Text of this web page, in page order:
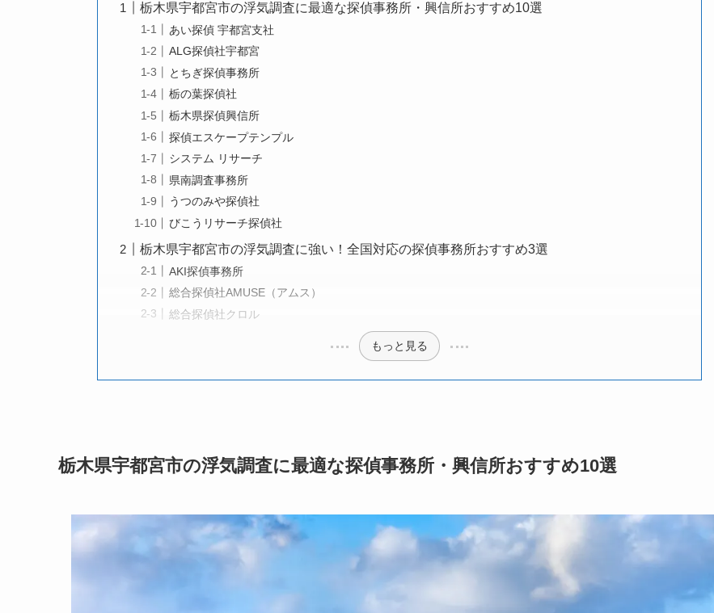
栃木県宇都宮市の浮気調査に最適な探偵事務所・興信所おすすめ10選
あい探偵 宇都宮支社
ALG探偵社宇都宮
とちぎ探偵事務所
栃の葉探偵社
栃木県探偵興信所
探偵エスケープテンプル
システム リサーチ
県南調査事務所
うつのみや探偵社
びこうリサーチ探偵社
栃木県宇都宮市の浮気調査に強い！全国対応の探偵事務所おすすめ3選
AKI探偵事務所
総合探偵社AMUSE（アムス）
総合探偵社クロル
もっと見る
栃木県宇都宮市の浮気調査に最適な探偵事務所・興信所おすすめ10選